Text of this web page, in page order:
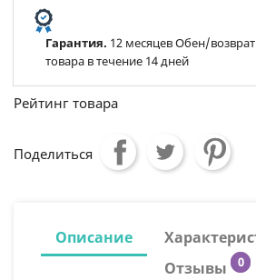
Гарантия. 12 месяцев Обен/возврат
товара в течение 14 дней
Рейтинг товара
Поделиться
Описание
Отзывы
0